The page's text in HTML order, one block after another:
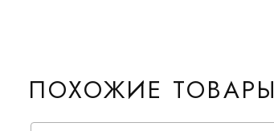
ПОХОЖИЕ ТОВАРЫ